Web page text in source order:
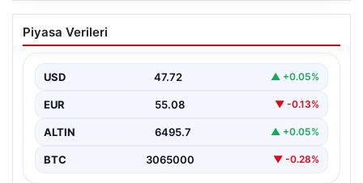
CANLI | Fenerbahçe – Sturm Graz Canlı
Maç Anlatımı
Piyasa Verileri
USD 47.72 ▲ +0.05%
EUR 55.08 ▼ -0.13%
ALTIN 6495.7 ▲ +0.05%
BTC 3065000 ▼ -0.28%